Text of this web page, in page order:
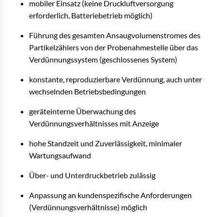
mobiler Einsatz (keine Druckluftversorgung
erforderlich, Batteriebetrieb möglich)
Führung des gesamten Ansaugvolumenstromes des
Partikelzählers von der Probenahmestelle über das
Verdünnungssystem (geschlossenes System)
konstante, reproduzierbare Verdünnung, auch unter
wechselnden Betriebsbedingungen
geräteinterne Überwachung des
Verdünnungsverhältnisses mit Anzeige
hohe Standzeit und Zuverlässigkeit, minimaler
Wartungsaufwand
Über- und Unterdruckbetrieb zulässig
Anpassung an kundenspezifische Anforderungen
(Verdünnungsverhältnisse) möglich